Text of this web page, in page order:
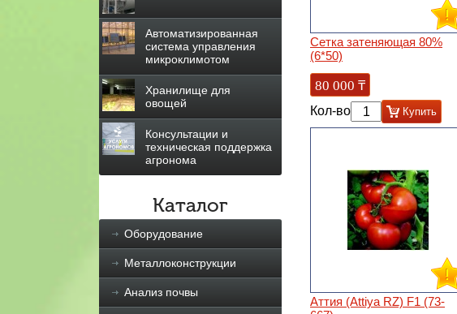
Автоматизированная
система управления
микроклимотом
Хранилище для
овощей
Консультации и
техническая поддержка
агронома
Каталог
Оборудование
Металлоконструкции
Анализ почвы
Сетка затеняющая 80%
(6*50)
80 000 ₸
Кол-во Купить
Аттия (Attiya RZ) F1 (73-